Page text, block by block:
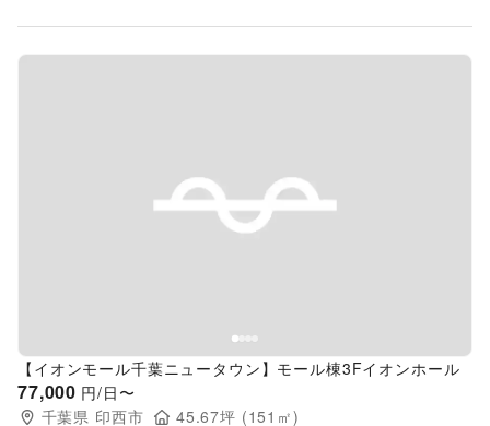
Previous slide
【イオンモール千葉ニュータウン】モール棟3Fイオンホール
77,000 円/日〜
千葉県 印西市 45.67坪 (151 ㎡)